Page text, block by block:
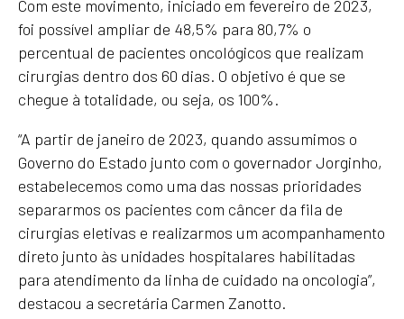
Com este movimento, iniciado em fevereiro de 2023,
foi possível ampliar de 48,5% para 80,7% o
percentual de pacientes oncológicos que realizam
cirurgias dentro dos 60 dias. O objetivo é que se
chegue à totalidade, ou seja, os 100%.
“A partir de janeiro de 2023, quando assumimos o
Governo do Estado junto com o governador Jorginho,
estabelecemos como uma das nossas prioridades
separarmos os pacientes com câncer da fila de
cirurgias eletivas e realizarmos um acompanhamento
direto junto às unidades hospitalares habilitadas
para atendimento da linha de cuidado na oncologia”,
destacou a secretária Carmen Zanotto.